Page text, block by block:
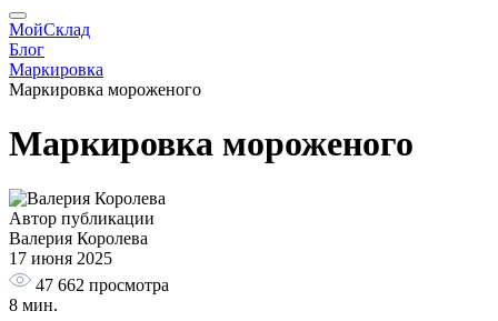
МойСклад
Блог
Маркировка
Маркировка мороженого
Маркировка мороженого
Автор публикации
Валерия Королева
17 июня 2025
47 662 просмотра
8 мин.